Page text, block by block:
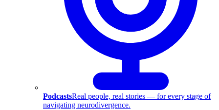
PodcastsReal people, real stories — for every stage of
navigating neurodivergence.